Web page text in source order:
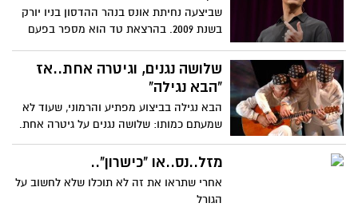
שביצעה נחיתת אונס בנהר ההדסון בניו יורק
בשנת 2009. בהרצאת טד הוא מספר בפעם
שהמטוס נפל..
שלושה נגנים, וגיטרה אחת..אז
"הבא נגילה"
הבא נגילה בביצוע מפתיע והרמוני, שעוד לא
שמעתם כמותו: שלושה נגנים על גיטרה אחת.
את הביצוע הפנומנלי הזה אתם מוכרחים
לראות..
מזל..נס..או "כישרון"..
אחרי שתראו את זה לא תוכלו שלא לחשוב על
הגורל